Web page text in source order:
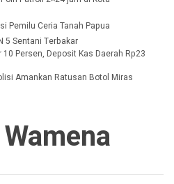
Pemilu Ceria Tanah Papua
5 Sentani Terbakar
Persen, Deposit Kas Daerah Rp23
Amankan Ratusan Botol Miras